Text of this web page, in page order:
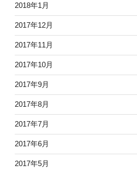
2018年1月
2017年12月
2017年11月
2017年10月
2017年9月
2017年8月
2017年7月
2017年6月
2017年5月